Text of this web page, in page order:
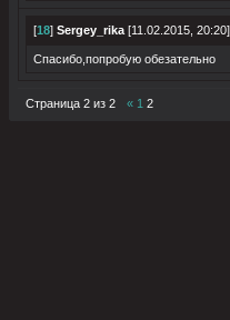
[18] Sergey_rika [11.02.2015, 20:20]
Спасибо,попробую обезательно
Страница 2 из 2 « 1 2